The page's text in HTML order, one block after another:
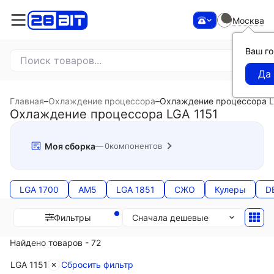
Москва
Ваш
Главная–Охлаждение процессора–Охлаждение процессора
Охлаждение процессора LGA 1151
Моя сборка 0компонентов
LGA 1700 AM5 LGA 1851 СЖО Кулеры
Сначала дешевые
Фильтры
Найдено товаров - 72
LGA 1151 Сбросить фильтр